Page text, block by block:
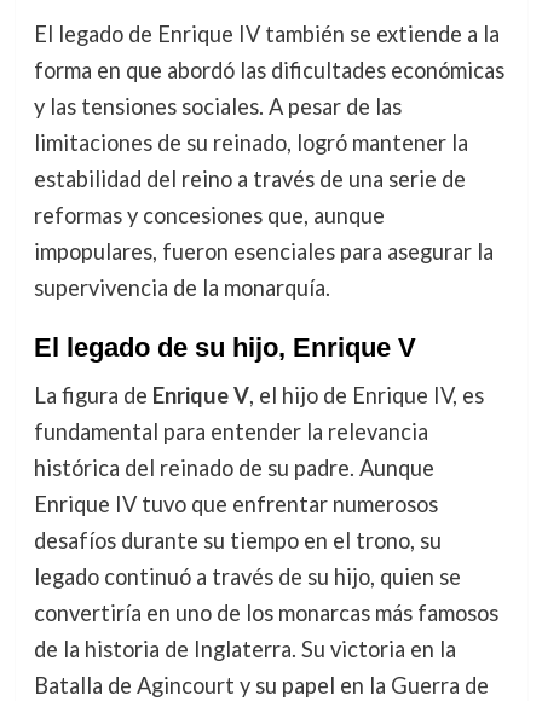
El legado de Enrique IV también se extiende a la
forma en que abordó las dificultades económicas
y las tensiones sociales. A pesar de las
limitaciones de su reinado, logró mantener la
estabilidad del reino a través de una serie de
reformas y concesiones que, aunque
impopulares, fueron esenciales para asegurar la
supervivencia de la monarquía.
El legado de su hijo, Enrique V
La figura de Enrique V, el hijo de Enrique IV, es
fundamental para entender la relevancia
histórica del reinado de su padre. Aunque
Enrique IV tuvo que enfrentar numerosos
desafíos durante su tiempo en el trono, su
legado continuó a través de su hijo, quien se
convertiría en uno de los monarcas más famosos
de la historia de Inglaterra. Su victoria en la
Batalla de Agincourt y su papel en la Guerra de